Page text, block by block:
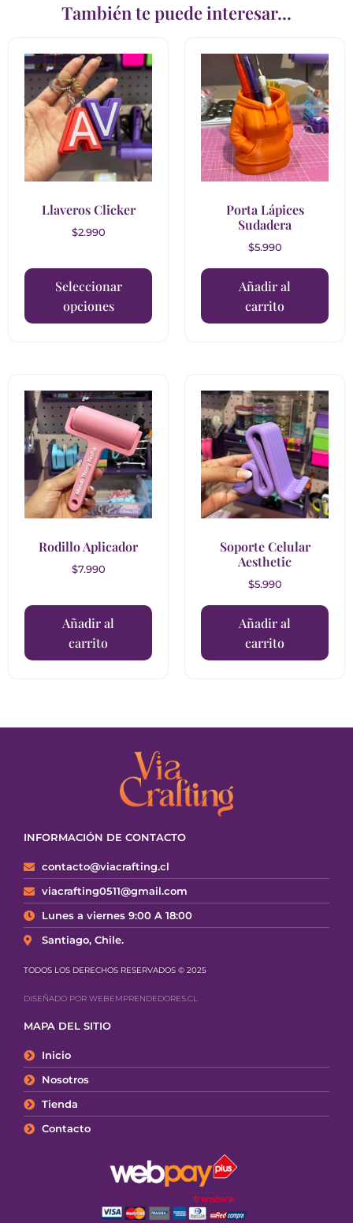
También te puede interesar...
Llaveros Clicker
$2.990
Seleccionar
opciones
Porta Lápices
Sudadera
$5.990
Añadir al
carrito
Rodillo Aplicador
$7.990
Añadir al
carrito
Soporte Celular
Aesthetic
$5.990
Añadir al
carrito
INFORMACIÓN DE CONTACTO
contacto@viacrafting.cl
viacrafting0511@gmail.com
Lunes a viernes 9:00 A 18:00
Santiago, Chile.
TODOS LOS DERECHOS RESERVADOS © 2025
DISEÑADO POR WEBEMPRENDEDORES.CL
MAPA DEL SITIO
Inicio
Nosotros
Tienda
Contacto